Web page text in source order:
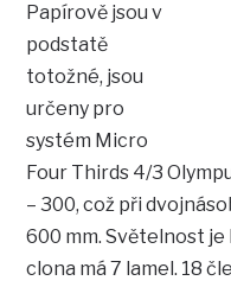
Papírově jsou v
podstatě
totožné, jsou
určeny pro
systém Micro
Four Thirds 4/3
– 300, což při
600 mm. Světelnost je
clona má 7 lamel. 18